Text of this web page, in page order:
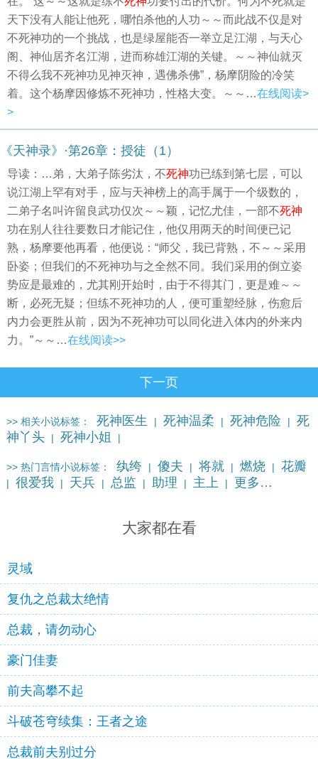
天下没有人能让他死，哪怕杀他的人功～～而此战不仅是对
不死神功的一个挑战，也是绿屋能否一举立足江湖，与天心
阁、神仙居齐名江湖，进而称雄江湖的关键。～～神仙就灭
不得么我不死神功见神灭神，遇佛杀佛”，杨摩阴险的冷笑
着。这个杨摩因修炼不死神功，性格大变。～～…在线阅读>
>
《天神录》·第26章：授徒（1）
导读：…弟，大弟子陈劣汰，不死神功已练到第七层，可以
说江湖上罕有对手，应与天神榜上的高手属于一个级数的，
二弟子名叫许留良武功仅次～～颖，记忆尤佳，一部不死神
功在别人往往要数日才能记住，他仅用两天的时间便已记
熟，杨摩要他再看，他便说：“师父，我已背熟，不～～采用
卧姿；但我们的不死神功与之全然不同。我们采用的倒立姿
势应是最难的，尤其刚开始时，由于不得其门，更是难～～
断，必死无疑；但练不死神功的人，便可重塑经脉，伤愈后
内力会更胜从前，因为不死神功可以同化进入体内的外来内
力。”～～…在线阅读>>
下一页
>> 相关小说标签： 死神医生 | 死神温柔 | 死神危险 |
死
神丫头
| 死神小姐 |
>> 热门言情小说标签： 纨绔 | 傻夫 | 将就 | 燃烧 | 花瓣
| 很爱我 | 天兵 | 总监 | 助理 | 主上 | 更多…
大家都在看
灵域
复仇之总裁太绝情
总裁，请勿动心
豪门佳妻
前夫高攀不起
斗破苍穹续集：王者之途
总裁前夫别过分